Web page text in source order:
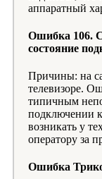
аппаратный
Ошибка 106.
состояние
Причины: на
телевизоре.
типичным
подключении
возникать у
оператору за
Ошибка